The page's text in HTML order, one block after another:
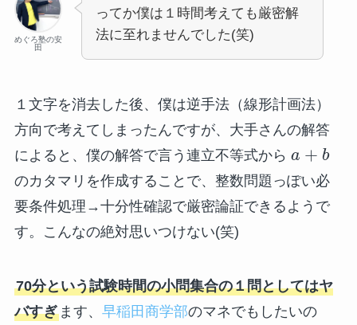
めぐろ塾の安
田
ってか僕は１時間考えても厳密解
法に至れませんでした(笑)
１文字を消去した後、僕は逆手法（線形計画法）
方向で考えてしまったんですが、大手さんの解答
によると、僕の解答で言う連立不等式から a + b
のカタマリを作成することで、整数問題っぽい必
要条件処理→十分性確認で厳密論証できるようで
す。こんなの絶対思いつけない(笑)
70分という試験時間の小問集合の１問としてはヤ
バすぎます、 早稲田商学部のマネでもしたいの